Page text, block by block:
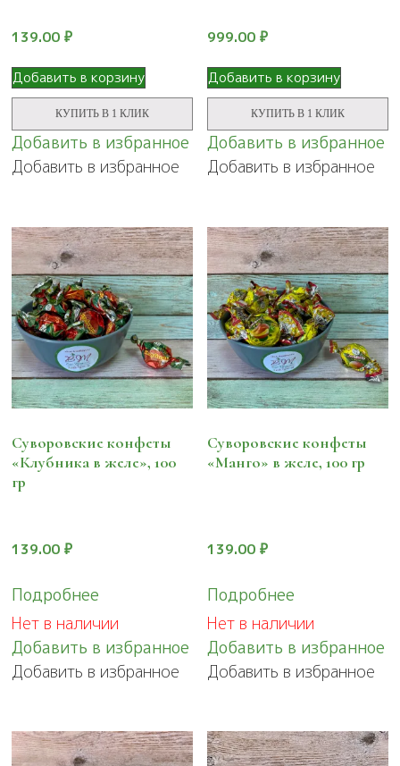
139.00 ₽
Добавить в корзину
КУПИТЬ В 1 КЛИК
Добавить в избранное
Добавить в избранное
999.00₽
Добавить в корзину
КУПИТЬ В 1 КЛИК
Добавить в избранное
Добавить в избранное
Суворовские конфеты
«Клубника в желе», 100
гр
139.00 ₽
Подробнее
Нет в наличии
Добавить в избранное
Добавить в избранное
Суворовские конфеты
«Манго» в желе, 100 гр
139.00₽
Подробнее
Нет в наличии
Добавить в избранное
Добавить в избранное